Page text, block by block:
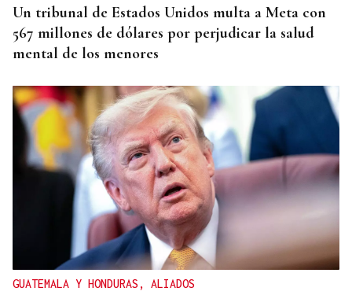
Un tribunal de Estados Unidos multa a Meta con
567 millones de dólares por perjudicar la salud
mental de los menores
GUATEMALA Y HONDURAS, ALIADOS